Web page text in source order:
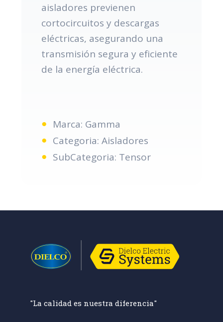
aisladores previenen
cortocircuitos y descargas
eléctricas, asegurando una
transmisión segura y eficiente
de la energía eléctrica.
Marca: Gamma
Categoria: Aisladores
SubCategoria: Tensor
"La calidad es nuestra diferencia"